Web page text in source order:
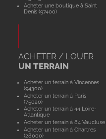
Acheter une boutique à Saint
Denis (97400)
ACHETER / LOUER
UN TERRAIN
Acheter un terrain à Vincennes
(94300)
Acheter un terrain à Paris
(75020)
Acheter un terrain à 44 Loire-
Atlantique
Acheter un terrain à 84 Vaucluse
Acheter un terrain à Chartres
(28000)